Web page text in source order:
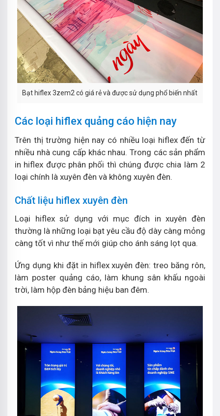
Bạt hiflex 3zem2 có giá rẻ và được sử dụng phổ biến nhất
Các loại hiflex quảng cáo hiện nay
Trên thị trường hiện nay có nhiều loại hiflex đến từ
nhiều nhà cung cấp khác nhau. Trong các sản phẩm
in hiflex được phân phối thì chúng được chia làm 2
loại chính là xuyên đèn và không xuyên đèn.
Chất liệu hiflex xuyên đèn
Loại hiflex sử dụng với mục đích in xuyên đèn
thường là những loại bạt yêu cầu độ dày càng mỏng
càng tốt vì như thế mới giúp cho ánh sáng lọt qua.
Ứng dụng khi đặt in hiflex xuyên đèn: treo băng rôn,
làm poster quảng cáo, làm khung sân khấu ngoài
trời, làm hộp đèn bảng hiệu ban đêm.